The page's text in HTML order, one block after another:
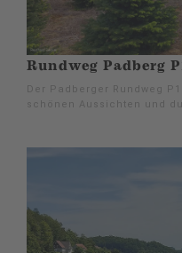
Rundweg Padberg
Der Padberger Rundweg
schönen Aussichten und